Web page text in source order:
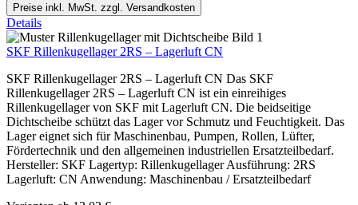
Preise inkl. MwSt. zzgl. Versandkosten
Details
SKF Rillenkugellager 2RS – Lagerluft CN
SKF Rillenkugellager 2RS – Lagerluft CN Das SKF
Rillenkugellager 2RS – Lagerluft CN ist ein einreihiges
Rillenkugellager von SKF mit Lagerluft CN. Die beidseitige
Dichtscheibe schützt das Lager vor Schmutz und Feuchtigkeit. Das
Lager eignet sich für Maschinenbau, Pumpen, Rollen, Lüfter,
Fördertechnik und den allgemeinen industriellen Ersatzteilbedarf.
Hersteller: SKF Lagertyp: Rillenkugellager Ausführung: 2RS
Lagerluft: CN Anwendung: Maschinenbau / Ersatzteilbedarf